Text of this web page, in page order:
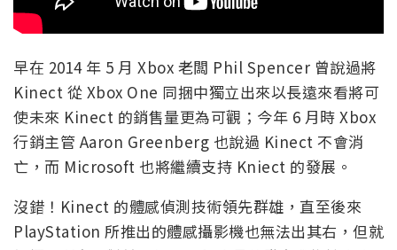
早在 2014 年 5 月 Xbox 老闆 Phil Spencer 曾說過將
Kinect 從 Xbox One 同捆中獨立出來以長遠來看將可
使未來 Kinect 的銷售量更為可觀；今年 6 月時 Xbox
行銷主管 Aaron Greenberg 也說過 Kinect 不會消
亡，而 Microsoft 也將繼續支持 Kniect 的發展。
沒錯！Kinect 的體感偵測技術領先群雄，直至後來
PlayStation 所推出的體感攝影機也無法出其右，但就